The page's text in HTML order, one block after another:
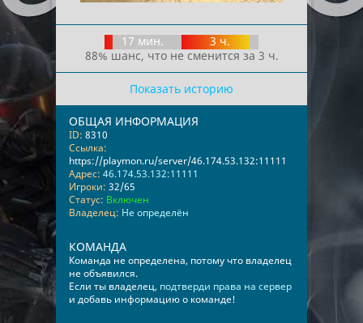
17 мин.
3 ч.
88% шанс, что не сменится за 3 ч.
Показать историю
ОБЩАЯ ИНФОРМАЦИЯ
ID: 8310
Ссылка:
https://playmon.ru/server/46.174.53.132:11111
Адрес: 46.174.53.132:11111
Игроки: 32/65
Статус: Включен
Владелец: Не определён
КОМАНДА
Команда не определена, потому что владелец
не объявился.
Если ты владелец, подтверди права на сервер
и добавь информацию о команде!